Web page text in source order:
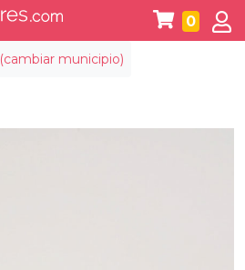
(cambiar municipio)
0